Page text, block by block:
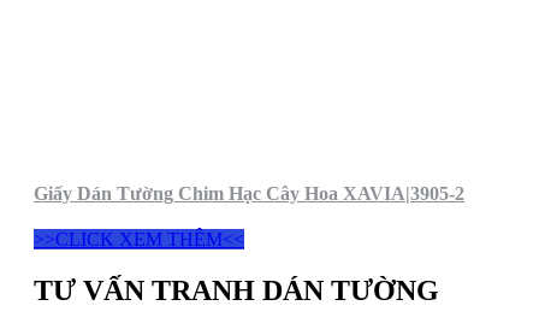
Giấy Dán Tường Chim Hạc Cây Hoa XAVIA|3905-2
>>CLICK XEM THÊM<<
TƯ VẤN TRANH DÁN TƯỜNG